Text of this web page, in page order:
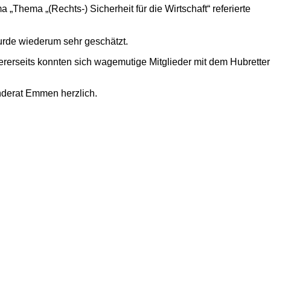
„(Rechts-) Sicherheit für die Wirtschaft“ referierte
wiederum sehr geschätzt.
konnten sich wagemutige Mitglieder mit dem Hubretter
Emmen herzlich.